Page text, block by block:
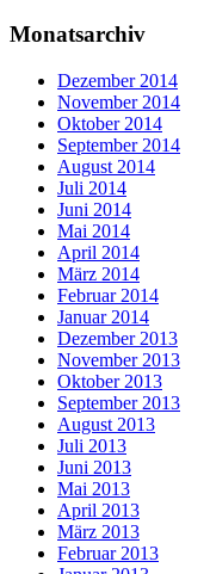
Monatsarchiv
Dezember 2014
November 2014
Oktober 2014
September 2014
August 2014
Juli 2014
Juni 2014
Mai 2014
April 2014
März 2014
Februar 2014
Januar 2014
Dezember 2013
November 2013
Oktober 2013
September 2013
August 2013
Juli 2013
Juni 2013
Mai 2013
April 2013
März 2013
Februar 2013